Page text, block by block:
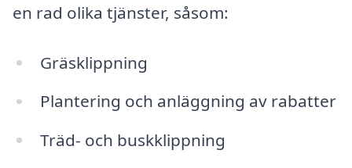
en rad olika tjänster, såsom:
Gräsklippning
Plantering och anläggning av rabatter
Träd- och buskklippning